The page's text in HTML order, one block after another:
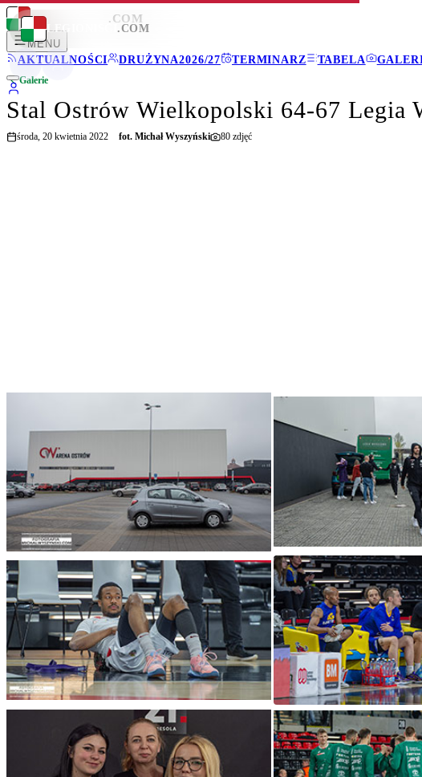
LEGIONISCI .COM
MENU
AKTUALNOŚCI
DRUŻYNA2026/27 TERMINARZ TABELA
LEGIONISCI .COM
Galerie
Stal Ostrów Wielkopolski 64-67 Legia
środa, 20 kwietnia 2022 fot. Michał Wyszyński 80 zdjęć